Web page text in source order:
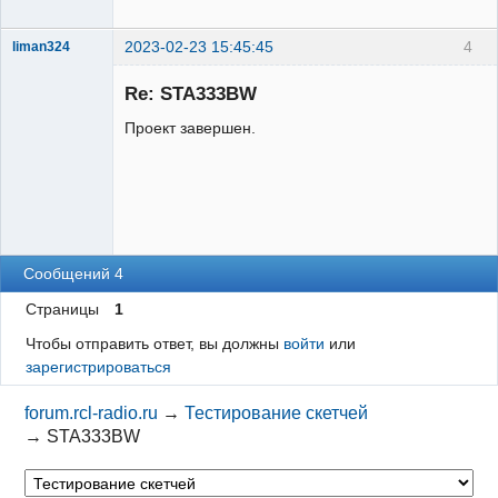
4
liman324 2023-02-23 15:45:45
Re: STA333BW
Проект завершен.
Сообщений 4
Страницы
1
Чтобы отправить ответ, вы должны войти или
зарегистрироваться
forum.rcl-radio.ru →Тестирование скетчей
→ STA333BW